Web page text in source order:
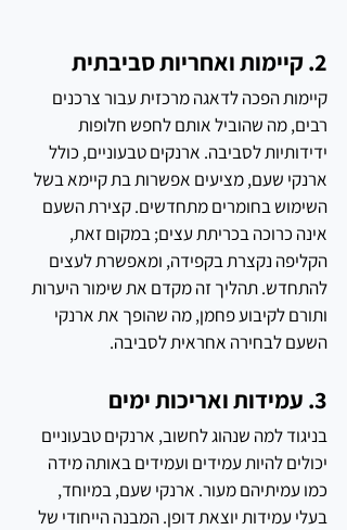
2. קיימות ואחריות סביבתית
קיימות הפכה לדאגה מרכזית עבור צרכנים
רבים, מה שהוביל אותם לחפש חלופות
ידידותיות לסביבה. ארנקים טבעוניים, כולל
ארנקי שעם, מציעים אפשרות בת קיימא בשל
השימוש בחומרים מתחדשים. קצירת השעם
אינה כרוכה בכריתת עצים; במקום זאת,
הקליפה נקצרת בקפידה, ומאפשרת לעצים
להתחדש. תהליך זה מקדם את שימור היערות
ותורם לקיבוע פחמן, מה שהופך את ארנקי
השעם לבחירה אחראית לסביבה.
3. עמידות ואריכות ימים
בניגוד למה שנהוג לחשוב, ארנקים טבעוניים
יכולים להיות עמידים ועמידים באותה מידה
כמו עמיתיהם מעור. ארנקי שעם, במיוחד,
בעלי עמידות יוצאת דופן. המבנה הייחודי של